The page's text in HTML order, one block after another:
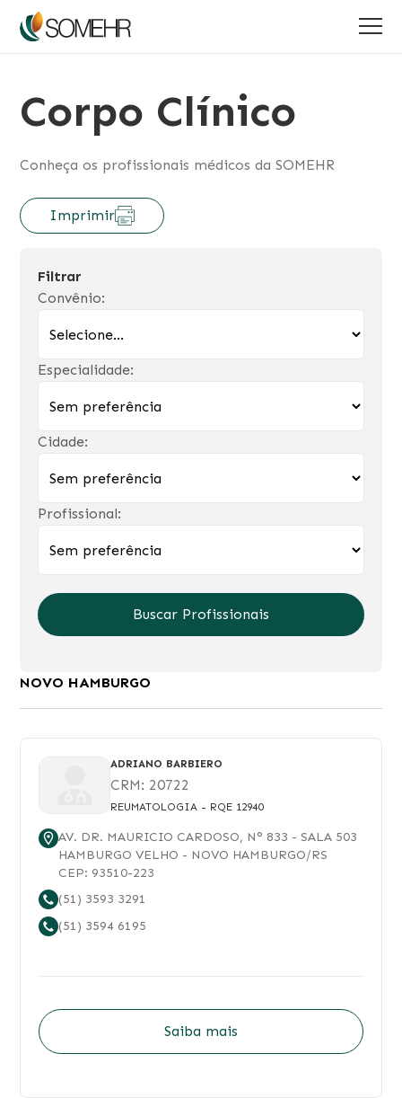
Corpo Clínico
Conheça os profissionais médicos da SOMEHR
Imprimir
Filtrar
Convênio:
Especialidade:
Cidade:
Profissional:
Buscar Profissionais
NOVO HAMBURGO
ADRIANO BARBIERO
CRM: 20722
REUMATOLOGIA - RQE 12940
AV. DR. MAURICIO CARDOSO, N° 833 - SALA 503
HAMBURGO VELHO - NOVO HAMBURGO/RS
CEP: 93510-223
(51) 3593 3291
(51) 3594 6195
Saiba mais